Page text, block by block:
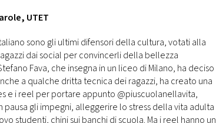
UTET
sono gli ultimi difensori della cultura, votati alla
dai social per convincerli della bellezza
Fava, che insegna in un liceo di Milano, ha deciso
a qualche dritta tecnica dei ragazzi, ha creato una
e i reel per portare appunto @piuscuolanellavita,
gli impegni, alleggerire lo stress della vita adulta
studenti, chini sui banchi di scuola. Ma i reel hanno un